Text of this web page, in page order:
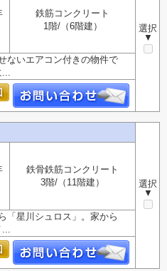
選択
▼
鉄筋コンクリート
1階/（6階建）
ないエアコン付きの物件で
...
選択
▼
鉄骨鉄筋コンクリート
3階/（11階建）
「星川シュロス」。家から
...